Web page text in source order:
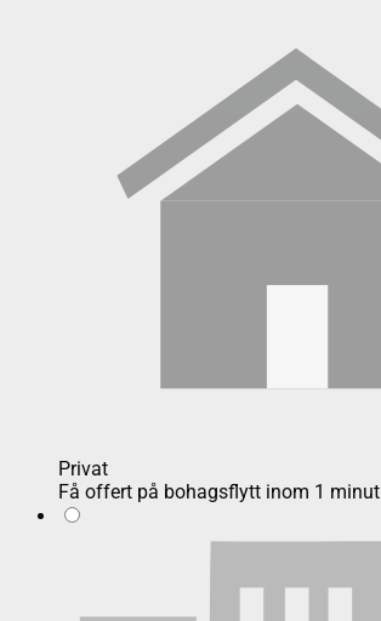
Privat
Få offert på bohagsflytt inom 1 minut